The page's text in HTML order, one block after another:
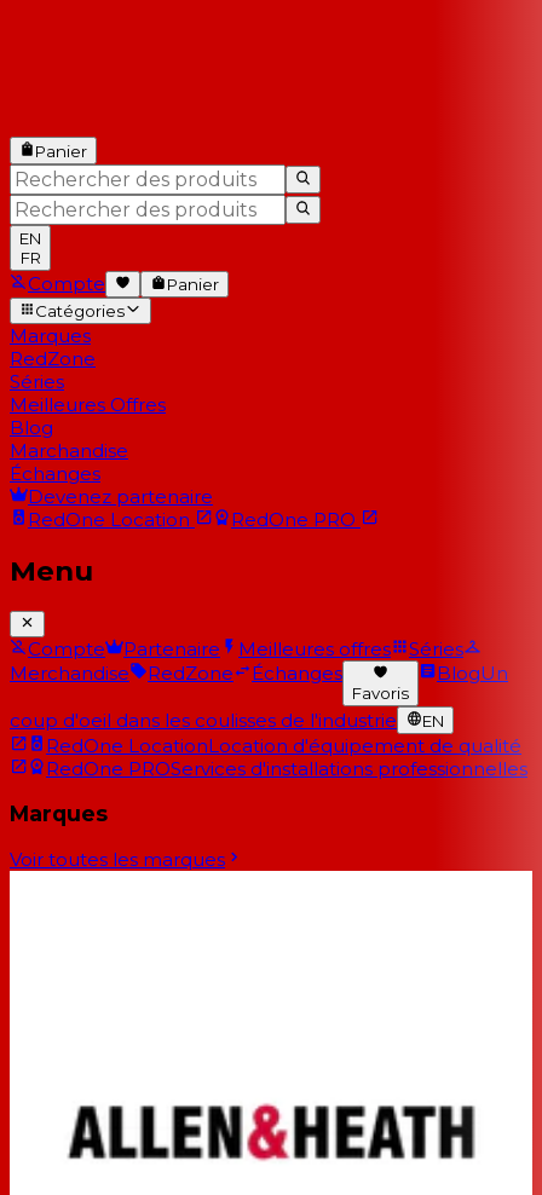
Panier
EN
FR
Compte
Panier
Catégories
Marques
RedZone
Séries
Meilleures Offres
Blog
Marchandise
Échanges
Devenez partenaire
RedOne Location RedOne PRO
Menu
Compte Partenaire Meilleures offres
Séries
Merchandise
RedZone Échanges
Favoris
BlogUn
coup d'oeil dans les coulisses de l'industrie EN
RedOne LocationLocation d'équipement de qualité
RedOne PROServices d'installations professionnelles
Marques
Voir toutes les marques